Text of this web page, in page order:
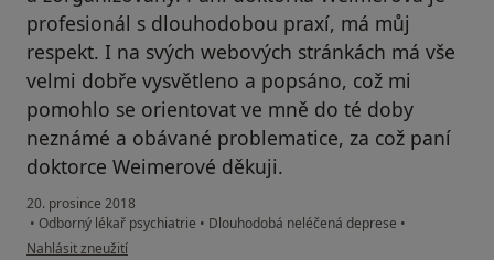
profesionál s dlouhodobou praxí, má můj
respekt. I na svých webových stránkách má vše
velmi dobře vysvětleno a popsáno, což mi
pomohlo se orientovat ve mně do té doby
neznámé a obávané problematice, za což paní
doktorce Weimerové děkuji.
20. prosince 2018
• Odborný lékař psychiatrie • Dlouhodobá neléčená deprese •
podle názoru uživatele Váš účet byl odstraněn
Nahlásit zneužití